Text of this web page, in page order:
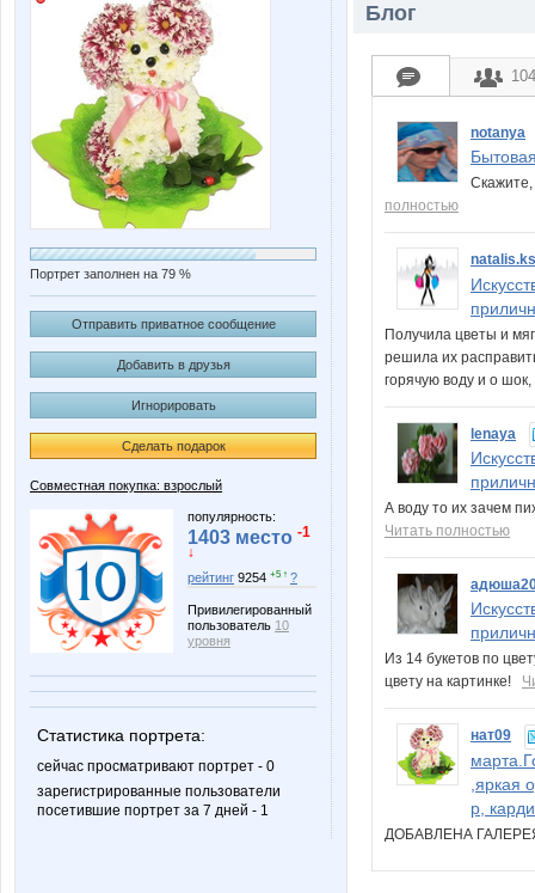
Портрет заполнен на 79 %
Отправить приватное сообщение
Добавить в друзья
Игнорировать
Сделать подарок
Совместная покупка: взрослый
популярность:
1403 место -1
↓
рейтинг 9254 +5 ↑ ?
Привилегированный
пользователь 10
уровня
Статистика портрета:
сейчас просматривают портрет - 0
зарегистрированные пользователи
посетившие портрет за 7 дней - 1
Блог
notanya
полностью
Получила цветы и
решила их
горячую воду и о
lenaya
А воду то их зачем
Читать полностью
Из 14 букетов по
цвету на картинке!
нат09
,яркая
р,
ДОБАВЛЕНА